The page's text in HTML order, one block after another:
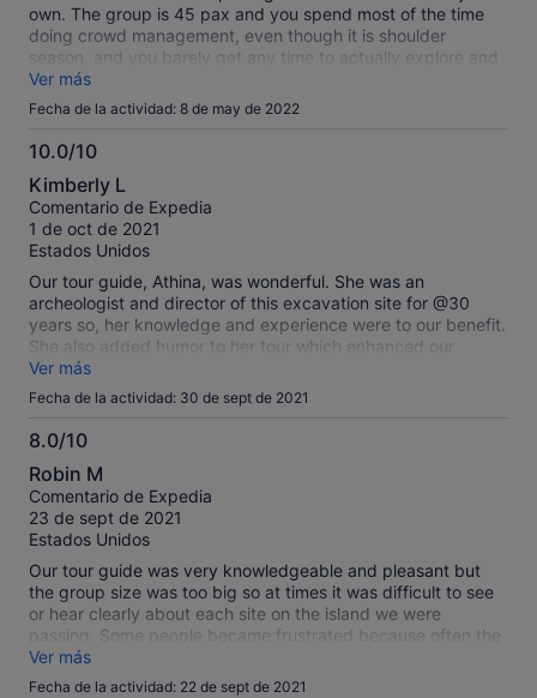
own. The group is 45 pax and you spend most of the time
doing crowd management, even though it is shoulder
season, and you barely get any time to actually explore and
enjoy the fantastic ruins. Read up in advance, bring a
description you can download online, and enjoy your time
Ver más
Fecha de la actividad: 8 de may de 2022
10.0/10
10.0
sobre
10
Kimberly L
Comentario de Expedia
1 de oct de 2021
Estados Unidos
Our tour guide, Athina, was wonderful. She was an
archeologist and director of this excavation site for @30
years so, her knowledge and experience were to our benefit.
She also added humor to her tour which enhanced our
overall visit! Thank you!
Ver más
Fecha de la actividad: 30 de sept de 2021
8.0/10
8.0
sobre
10
Robin M
Comentario de Expedia
23 de sept de 2021
Estados Unidos
Our tour guide was very knowledgeable and pleasant but
the group size was too big so at times it was difficult to see
or hear clearly about each site on the island we were
passing. Some people became frustrated because often the
her voice on the headset was difficult to understand and
would fade in and out when we were in areas with walls.
Ver más
Fecha de la actividad: 22 de sept de 2021